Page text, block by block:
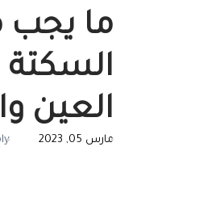
ما يجب
السكتة
العين
مارس 05, 2023